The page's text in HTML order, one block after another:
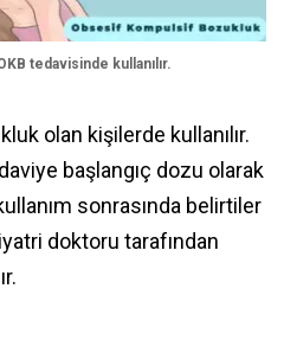
tedavisinde kullanılır.
olan kişilerde kullanılır.
başlangıç dozu olarak
sonrasında belirtiler
doktoru tarafından